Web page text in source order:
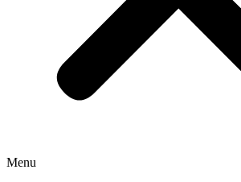
Menu